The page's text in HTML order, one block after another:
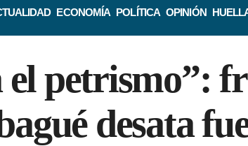
ECONOMÍA POLÍTICA OPINIÓN
el petrismo”:
desata